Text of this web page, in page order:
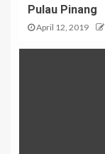
Pulau Pinang
April 12, 2019